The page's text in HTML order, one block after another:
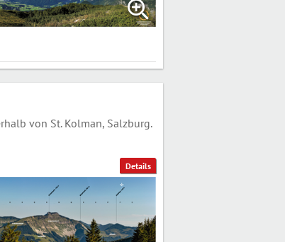
Details
von St. Kolman, Salzburg.